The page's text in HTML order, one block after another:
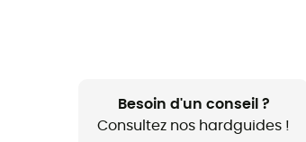
Besoin d'un conseil ?
Consultez nos hardguides !